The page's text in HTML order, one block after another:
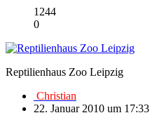
1244
0
Reptilienhaus Zoo Leipzig
Christian
22. Januar 2010 um 17:33